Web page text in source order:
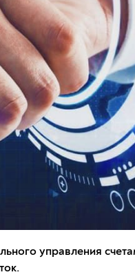
управления